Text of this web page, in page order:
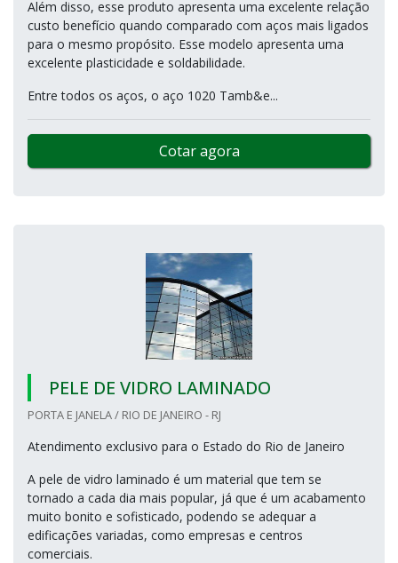
Além disso, esse produto apresenta uma excelente relação
custo benefício quando comparado com aços mais ligados
para o mesmo propósito. Esse modelo apresenta uma
excelente plasticidade e soldabilidade.
Entre todos os aços, o aço 1020 Tamb&e...
Cotar agora
PELE DE VIDRO LAMINADO
PORTA E JANELA / RIO DE JANEIRO - RJ
Atendimento exclusivo para o Estado do Rio de Janeiro
A pele de vidro laminado é um material que tem se
tornado a cada dia mais popular, já que é um acabamento
muito bonito e sofisticado, podendo se adequar a
edificações variadas, como empresas e centros
comerciais.